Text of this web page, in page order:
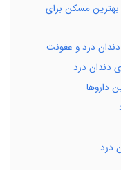
بهترین مسکن برای
درد و عفونت
دندان درد
داروها
درد